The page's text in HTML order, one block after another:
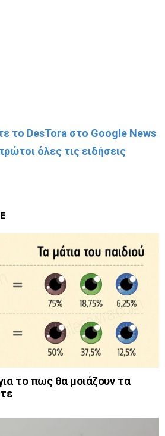
το DesTora στο Google News
όλες τις ειδήσεις
το πως θα μοιάζουν τα